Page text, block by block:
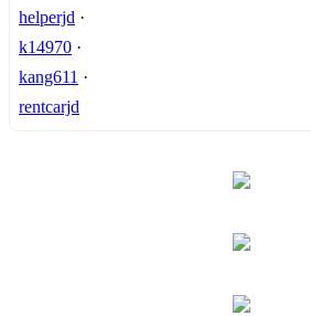
helperjd ·
k14970 ·
kang611 ·
rentcarjd